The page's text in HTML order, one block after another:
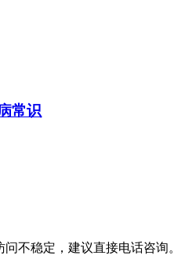
常识
不稳定，建议直接电话咨询。